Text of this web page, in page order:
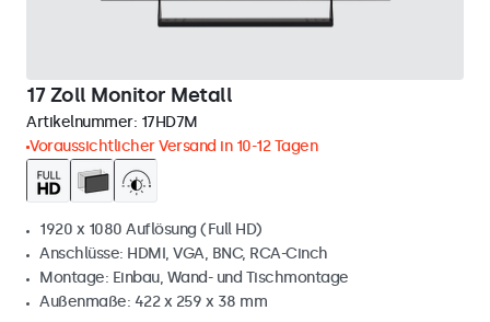
17 Zoll Monitor Metall
Artikelnummer: 17HD7M
Voraussichtlicher Versand in 10-12 Tagen
1920 x 1080 Auflösung (Full HD)
Anschlüsse: HDMI, VGA, BNC, RCA-Cinch
Montage: Einbau, Wand- und Tischmontage
Außenmaße: 422 x 259 x 38 mm